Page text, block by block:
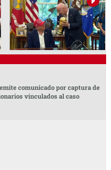
comunicado por captura de
vinculados al caso